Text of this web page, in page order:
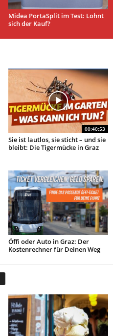
Midea PortaSplit im Test: Lohnt
sich der Kauf?
00:40:53
Sie ist lautlos, sie sticht – und sie
bleibt: Die Tigermücke in Graz
Öffi oder Auto in Graz: Der
Kostenrechner für Deinen Weg